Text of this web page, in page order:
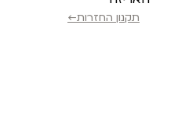
תקנון החזרות←